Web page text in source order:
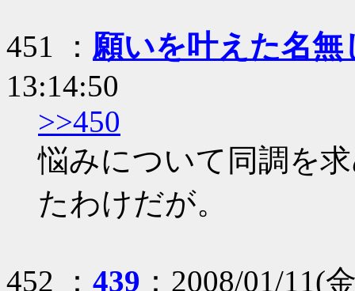
451 ： 願いを叶えた名無
13:14:50
>>450
悩みについて同調を
たわけだが。
452 ： 439 ：2008/01/11(